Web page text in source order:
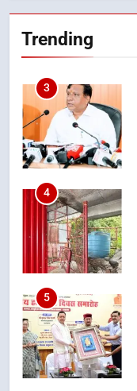
Trending
3
4
5